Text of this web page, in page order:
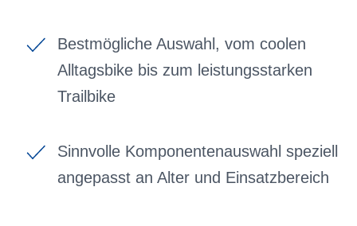
Bestmögliche Auswahl, vom coolen
Alltagsbike bis zum leistungsstarken
Trailbike
Sinnvolle Komponentenauswahl speziell
angepasst an Alter und Einsatzbereich